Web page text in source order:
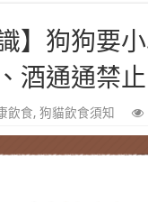
】狗狗要
酒通通禁止
飲食, 狗貓飲食須知